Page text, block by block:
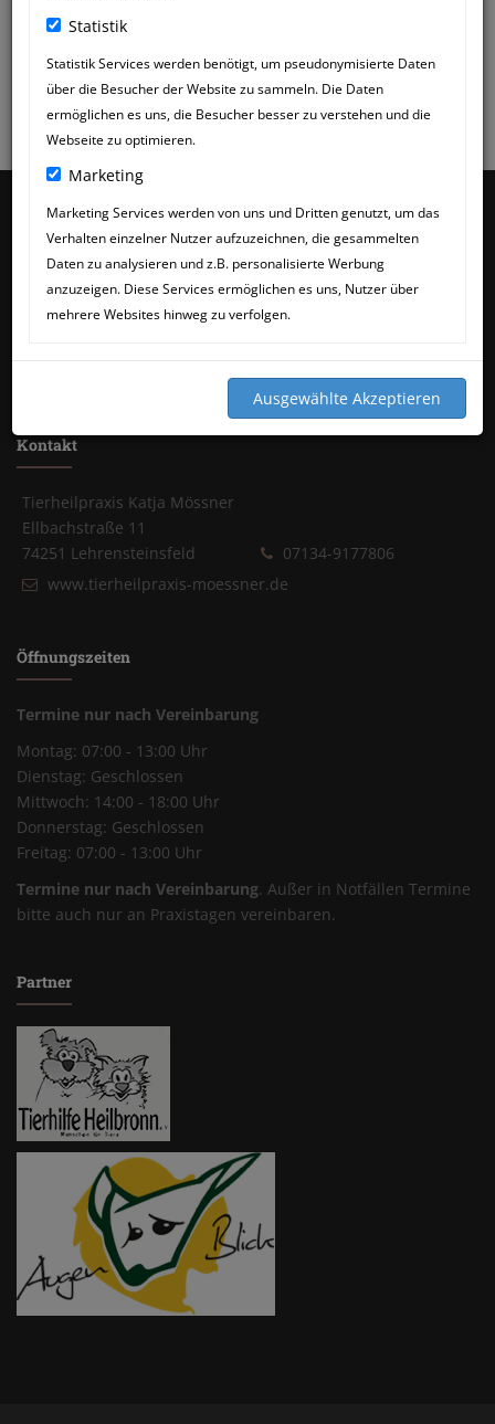
Statistik
Statistik Services werden benötigt, um pseudonymisierte Daten
über die Besucher der Website zu sammeln. Die Daten
ermöglichen es uns, die Besucher besser zu verstehen und die
Webseite zu optimieren.
Marketing
Marketing Services werden von uns und Dritten genutzt, um das
Verhalten einzelner Nutzer aufzuzeichnen, die gesammelten
Daten zu analysieren und z.B. personalisierte Werbung
anzuzeigen. Diese Services ermöglichen es uns, Nutzer über
mehrere Websites hinweg zu verfolgen.
Mein Name ist Katja Mössner, ich bin Tierheilpraktiker. Meine
Kontakt
Tierheilpraxis Katja Mössner
Ellbachstraße 11
74251 Lehrensteinsfeld
07134-9177806
www.tierheilpraxis-moessner.de
Öffnungszeiten
Termine nur nach Vereinbarung
Montag: 07:00 - 13:00 Uhr
Dienstag: Geschlossen
Mittwoch: 14:00 - 18:00 Uhr
Donnerstag: Geschlossen
Freitag: 07:00 - 13:00 Uhr
Termine nur nach Vereinbarung. Außer in Notfällen Termine
bitte auch nur an Praxistagen vereinbaren.
Partner